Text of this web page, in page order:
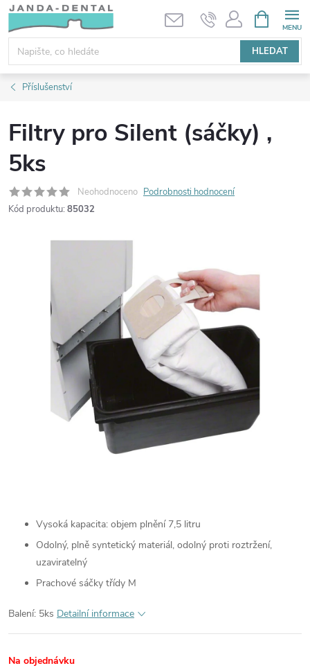
Přejít
obsah
HLEDAT
NÁKUPNÍ
KOŠÍK
Příslušenství
Filtry pro Silent (sáčky) ,
5ks
Neohodnoceno Podrobnosti hodnocení
Kód produktu: 85032
Vysoká kapacita: objem plnění 7,5 litru
Odolný, plně syntetický materiál, odolný proti roztržení,
uzaviratelný
Prachové sáčky třídy M
Balení: 5ks Detailní informace
Na objednávku